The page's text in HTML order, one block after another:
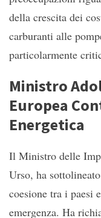
della crescita dei
carburanti alle
particolarmente
Ministro
Europea
Energetica
Il Ministro delle
Urso, ha
coesione tra i paesi
emergenza. Ha